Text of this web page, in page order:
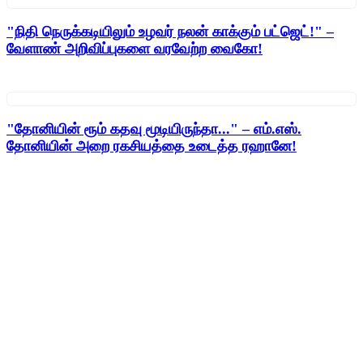
"நிதி நெருக்கடியிலும் உழவர் நலன் காக்கும் பட்ஜெட்!" –
வேளாண் அறிவிப்புகளை வரவேற்ற வைகோ!
"தோனியின் ரூம் கதவு மூடியிருந்தா..." – எம்.எஸ்.
தோனியின் அறை ரகசியத்தை உடைத்த ரஹானே!